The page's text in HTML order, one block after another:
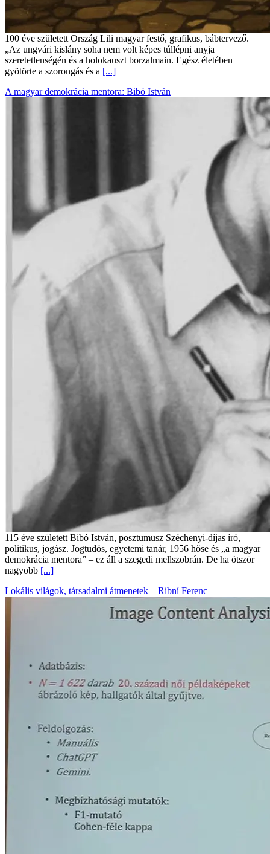
100 éve született Ország Lili magyar festő, grafikus, bábtervező.
„Az ungvári kislány soha nem volt képes túllépni anyja
szeretetlenségén és a holokauszt borzalmain. Egész életében
gyötörte a szorongás és a [...]
A magyar demokrácia mentora: Bibó István
115 éve született Bibó István, posztumusz Széchenyi-díjas író,
politikus, jogász. Jogtudós, egyetemi tanár, 1956 hőse és „a magyar
demokrácia mentora” – ez áll a szegedi mellszobrán. De ha ötször
nagyobb [...]
Lokális világok, társadalmi átmenetek – Ribní Ferenc